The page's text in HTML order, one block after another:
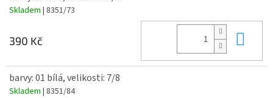
Skladem | 8351/73
390 Kč
barvy: 01 bílá, velikosti: 7/8
Skladem | 8351/84